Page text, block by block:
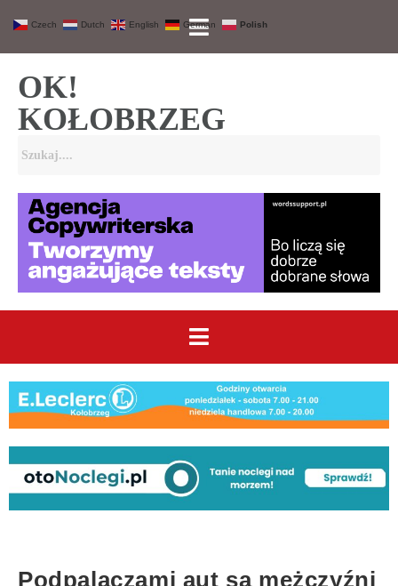
OK!
KOŁOBRZEG
Podpalaczami aut są mężczyźni
Czech Dutch English German Polish